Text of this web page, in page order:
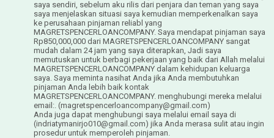
saya sendiri, sebelum aku rilis dari penjara dan teman yang saya
saya menjelaskan situasi saya kemudian memperkenalkan saya
ke perusahaan pinjaman reliabl yang
MAGRETSPENCERLOANCOMPANY. Saya mendapat pinjaman saya
Rp850,000,000 dari MAGRETSPENCERLOANCOMPANY sangat
mudah dalam 24 jam yang saya diterapkan, Jadi saya
memutuskan untuk berbagi pekerjaan yang baik dari Allah melalui
MAGRETSPENCERLOANCOMPANY dalam kehidupan keluarga
saya. Saya meminta nasihat Anda jika Anda membutuhkan
pinjaman Anda lebih baik kontak
MAGRETSPENCERLOANCOMPANY. menghubungi mereka melalui
email:. (magretspencerloancompany@gmail.com)
Anda juga dapat menghubungi saya melalui email saya di
(indriatymanirjo010@gmail.com) jika Anda merasa sulit atau ingin
prosedur untuk memperoleh pinjaman.